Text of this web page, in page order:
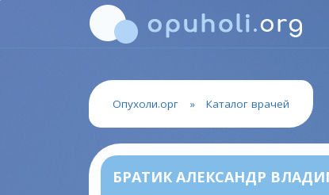
Опухоли.орг » Каталог врачей
БРАТИК АЛЕКСАНДР